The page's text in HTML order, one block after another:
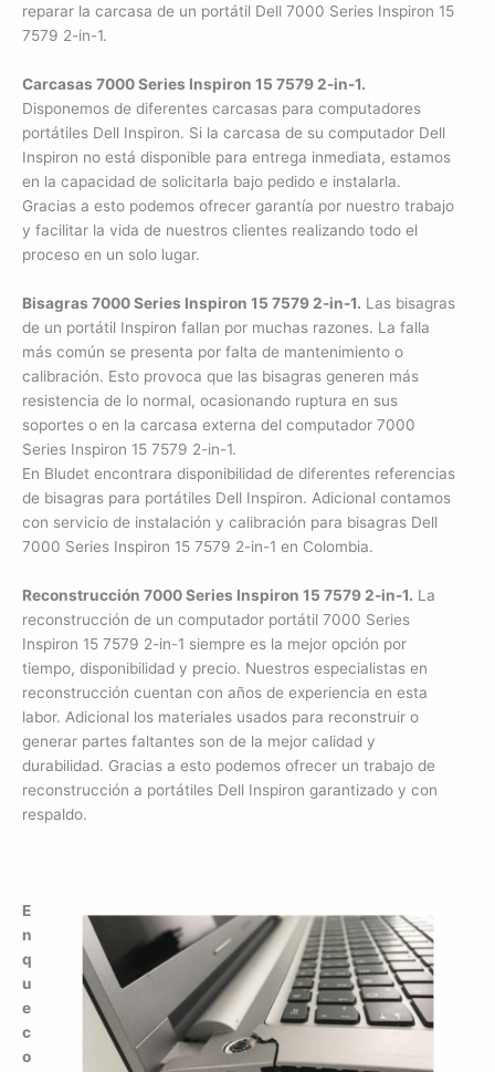
reparar la carcasa de un portátil Dell 7000 Series Inspiron 15
7579 2-in-1.
Carcasas 7000 Series Inspiron 15 7579 2-in-1.
Disponemos de diferentes carcasas para computadores
portátiles Dell Inspiron. Si la carcasa de su computador Dell
Inspiron no está disponible para entrega inmediata, estamos
en la capacidad de solicitarla bajo pedido e instalarla.
Gracias a esto podemos ofrecer garantía por nuestro trabajo
y facilitar la vida de nuestros clientes realizando todo el
proceso en un solo lugar.
Bisagras 7000 Series Inspiron 15 7579 2-in-1. Las bisagras
de un portátil Inspiron fallan por muchas razones. La falla
más común se presenta por falta de mantenimiento o
calibración. Esto provoca que las bisagras generen más
resistencia de lo normal, ocasionando ruptura en sus
soportes o en la carcasa externa del computador 7000
Series Inspiron 15 7579 2-in-1.
En Bludet encontrara disponibilidad de diferentes referencias
de bisagras para portátiles Dell Inspiron. Adicional contamos
con servicio de instalación y calibración para bisagras Dell
7000 Series Inspiron 15 7579 2-in-1 en Colombia.
Reconstrucción 7000 Series Inspiron 15 7579 2-in-1. La
reconstrucción de un computador portátil 7000 Series
Inspiron 15 7579 2-in-1 siempre es la mejor opción por
tiempo, disponibilidad y precio. Nuestros especialistas en
reconstrucción cuentan con años de experiencia en esta
labor. Adicional los materiales usados para reconstruir o
generar partes faltantes son de la mejor calidad y
durabilidad. Gracias a esto podemos ofrecer un trabajo de
reconstrucción a portátiles Dell Inspiron garantizado y con
respaldo.
E
n
q
u
e
c
o